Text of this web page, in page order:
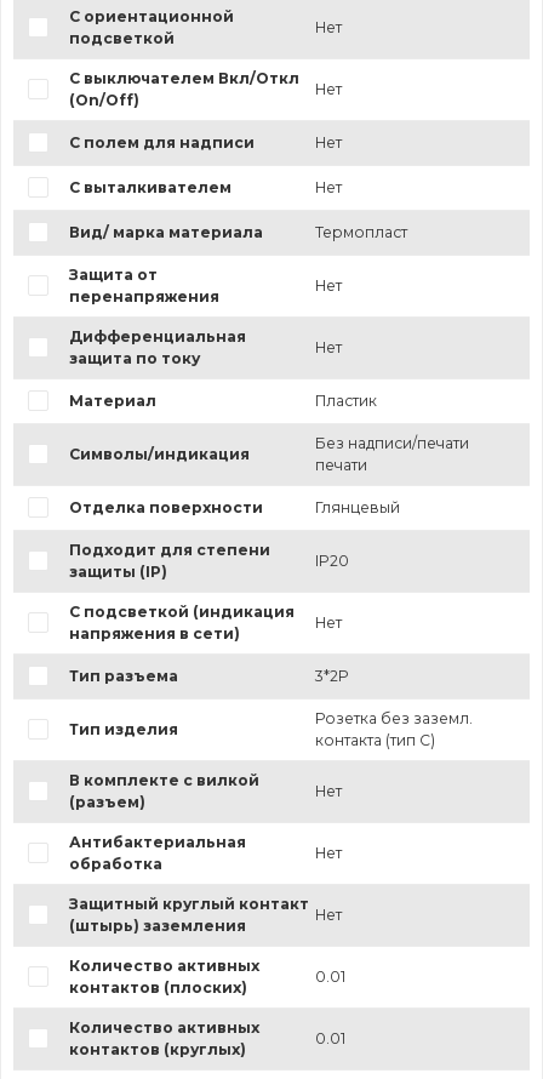
С ориентационной
подсветкой
Нет
С выключателем Вкл/Откл
(On/Off)
Нет
С полем для надписи Нет
С выталкивателем Нет
Вид/ марка материала Термопласт
Защита от
перенапряжения
Нет
Дифференциальная
защита по току
Нет
Материал Пластик
Символы/индикация
Без надписи/печати
печати
Отделка поверхности Глянцевый
Подходит для степени
защиты (IP)
IP20
С подсветкой (индикация
напряжения в сети)
Нет
Тип разъема 3*2P
Тип изделия
Розетка без заземл.
контакта (тип C)
В комплекте с вилкой
(разъем)
Нет
Антибактериальная
обработка
Нет
Защитный круглый контакт
(штырь) заземления
Нет
Количество активных
контактов (плоских)
0.01
Количество активных
контактов (круглых)
0.01